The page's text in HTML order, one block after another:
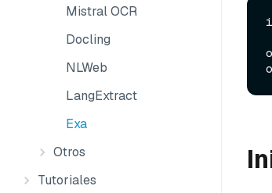
Mistral OCR
Docling
NLWeb
LangExtract
Exa
Otros
Tutoriales